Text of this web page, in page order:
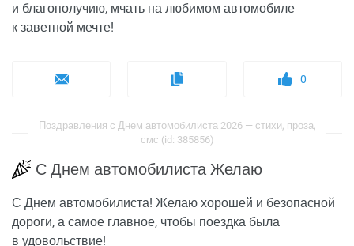
и благополучию, мчать на любимом автомобиле
к заветной мечте!
0
Поздравления с Днем автомобилиста 2026 — стихи, проза,
смс (id: 385856)
С Днем автомобилиста Желаю
С Днем автомобилиста! Желаю хорошей и безопасной
дороги, а самое главное, чтобы поездка была
в удовольствие!